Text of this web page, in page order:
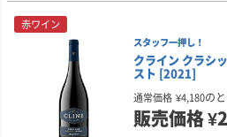
ロシアン・リヴァー・ヴァレーは、カリフ
イルを確立した銘醸地のひとつであり、ニ
クとして高く評価されています。今日では
リーでさえ、世界水準のピノ・ノワールや
をひとつの指標としています。
赤ワイン
スタッフ一押し！
クライン クラシ
スト [2021]
通常価格 ¥4,180の
販売価格¥